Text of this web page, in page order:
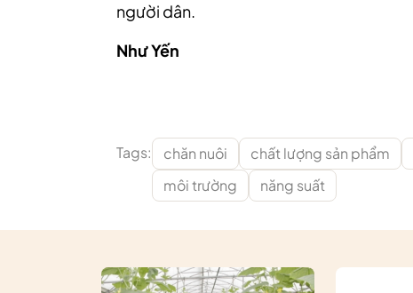
người dân.
Như Yến
Tags: chăn nuôi chất lượng sản phẩm
môi trường
năng suất